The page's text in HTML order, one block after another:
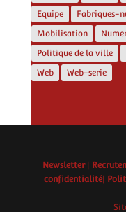
Equipe
Fabriques-
Mobilisation
Politique de la ville
Web
Web-serie
Newsletter|
confidentialité|